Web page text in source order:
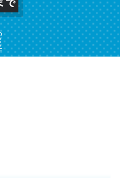
んだろうなと凄く思
お勧め。自分はこの流
Covid hit. Shit.